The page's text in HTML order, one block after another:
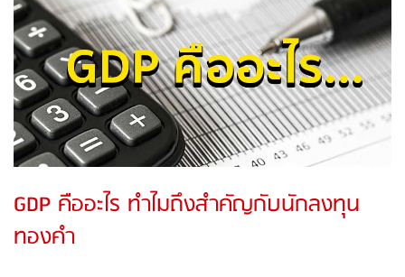
GDP คืออะไร ทำไมถึงสำคัญกับนักลงทุน
ทองคำ